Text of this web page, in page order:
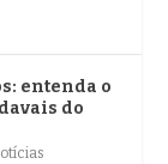
entenda o
do